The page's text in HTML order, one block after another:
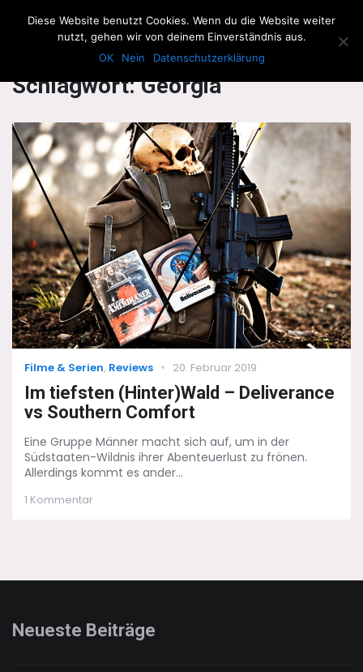
The Howling Men
Schlagwort:Georgia
Categories
Filme & Serien, Reviews
Posted
on
20. Februar 2019
Im tiefsten (Hinter)Wald – Deliverance
vs Southern Comfort
Eine Gruppe Männer macht sich auf, um in der
Südstaaten-Wildnis ihrer Abenteuerlust zu frönen.
Allerdings kommt es ander...
1 Kommentarzu
Neueste Beiträge
Diese Website benutzt Cookies. Wenn du die Website weiter
nutzt, gehen wir von deinem Einverständnis aus.
OK
Nein Datenschutzerklärung